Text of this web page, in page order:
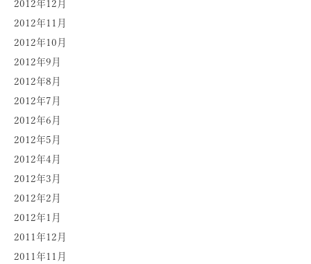
2012年12月
2012年11月
2012年10月
2012年9月
2012年8月
2012年7月
2012年6月
2012年5月
2012年4月
2012年3月
2012年2月
2012年1月
2011年12月
2011年11月